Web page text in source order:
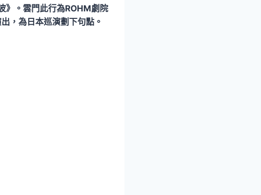
》。雲門此行為ROHM劇院
，為日本巡演劃下句點。